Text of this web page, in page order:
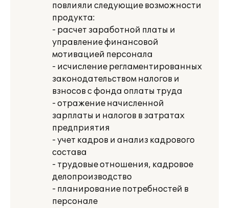
повлияли следующие возможности
продукта:
- расчет заработной платы и
управление финансовой
мотивацией персонала
- исчисление регламентированных
законодательством налогов и
взносов с фонда оплаты труда
- отражение начисленной
зарплаты и налогов в затратах
предприятия
- учет кадров и анализ кадрового
состава
- трудовые отношения, кадровое
делопроизводство
- планирование потребностей в
персонале